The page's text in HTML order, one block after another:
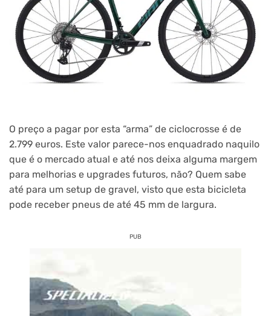
O preço a pagar por esta “arma” de ciclocrosse é de
2.799 euros. Este valor parece-nos enquadrado naquilo
que é o mercado atual e até nos deixa alguma margem
para melhorias e upgrades futuros, não? Quem sabe
até para um setup de gravel, visto que esta bicicleta
pode receber pneus de até 45 mm de largura.
PUB